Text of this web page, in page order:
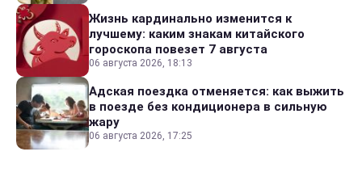
Жизнь кардинально изменится к
лучшему: каким знакам китайского
гороскопа повезет 7 августа
06 августа 2026, 18:13
Адская поездка отменяется: как выжить
в поезде без кондиционера в сильную
жару
06 августа 2026, 17:25